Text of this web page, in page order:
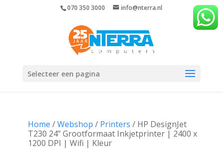
070 350 3000 info@nterra.nl
Selecteer een pagina
Home /Webshop / Printers / HP DesignJet
T230 24” Grootformaat Inkjetprinter | 2400 x
1200 DPI | Wifi | Kleur